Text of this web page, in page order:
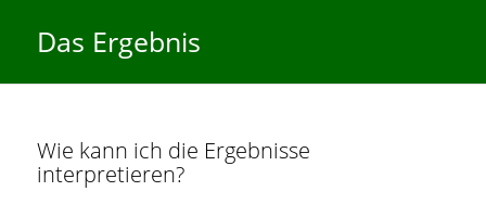
Das Ergebnis
Wie kann ich die Ergebnisse
interpretieren?